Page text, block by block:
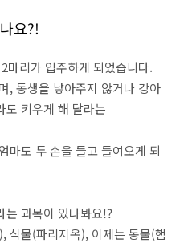
요?!
마리가 입주하게 되었습니다.
, 동생을 낳아주지 않거나 강아
도 키우게 해 달라는
마도 두 손을 들고 들여오게 되
는 과목이 있나봐요!?
식물(파리지옥), 이제는 동물(햄